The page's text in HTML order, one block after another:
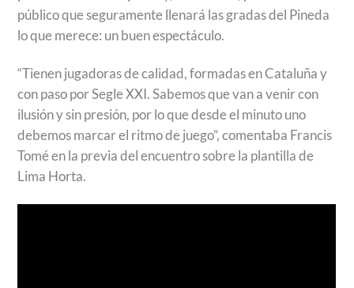
público que seguramente llenará las gradas del Pineda
lo que merece: un buen espectáculo.
“Tienen jugadoras de calidad, formadas en Cataluña y
con paso por Segle XXI. Sabemos que van a venir con
ilusión y sin presión, por lo que desde el minuto uno
debemos marcar el ritmo de juego”, comentaba Francis
Tomé en la previa del encuentro sobre la plantilla de
Lima Horta.